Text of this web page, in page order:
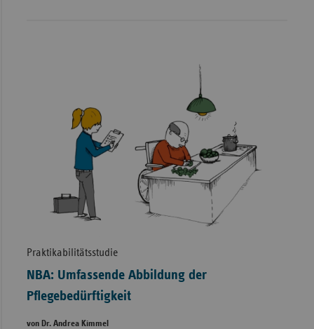
Praktikabilitätsstudie
NBA: Umfassende Abbildung der
Pflegebedürftigkeit
von Dr. Andrea Kimmel